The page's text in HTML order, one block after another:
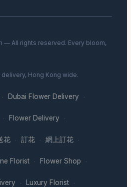
— All rights reserved. Every bloom,
Hong Kong wide.
· Dubai Flower Delivery ·
· Flower Delivery ·
花 · 訂花 · 網上訂花 ·
Florist · Flower Shop ·
· Luxury Florist ·